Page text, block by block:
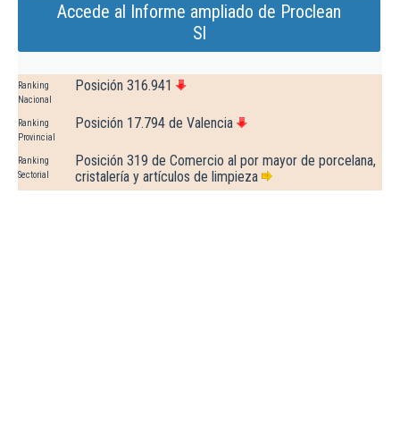
Accede al Informe ampliado de Proclean
Sl
Ranking
Nacional
Posición 316.941
Ranking
Provincial
Posición 17.794 de Valencia
Ranking
Sectorial
Posición 319 de Comercio al por mayor de porcelana,
cristalería y artículos de limpieza